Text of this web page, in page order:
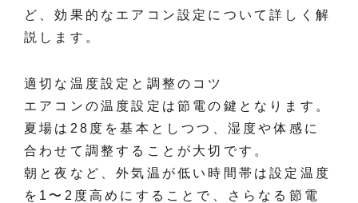
ど、効果的なエアコン設定について詳しく解
説します。
適切な温度設定と調整のコツ
エアコンの温度設定は節電の鍵となります。
夏場は28度を基本としつつ、湿度や体感に
合わせて調整することが大切です。
朝と夜など、外気温が低い時間帯は設定温度
を1〜2度高めにすることで、さらなる節電